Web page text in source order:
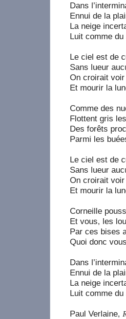
Dans
Ennui de la
La neige
Luit comme du
Le ciel est de
Sans lueur
On croirait
Et mourir la
Comme des
Flottent gris
Des forêts
Parmi les
Le ciel est de
Sans lueur
On croirait
Et mourir la
Corneille
Et vous, les
Par ces bises
Quoi donc
Dans
Ennui de la
La neige
Luit comme du
Paul Verlaine,